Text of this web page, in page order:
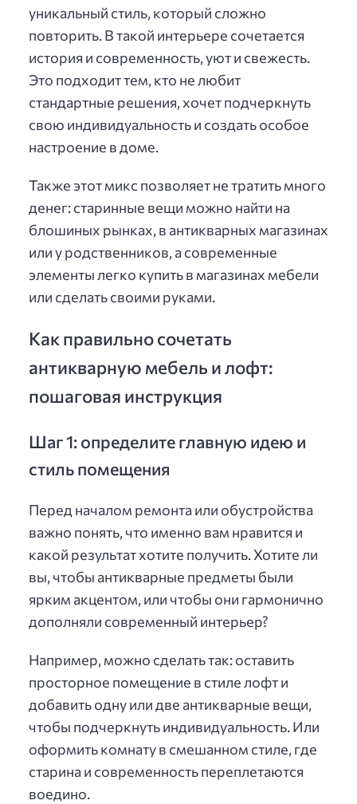
уникальный стиль, который сложно
повторить. В такой интерьере сочетается
история и современность, уют и свежесть.
Это подходит тем, кто не любит
стандартные решения, хочет подчеркнуть
свою индивидуальность и создать особое
настроение в доме.
Также этот микс позволяет не тратить много
денег: старинные вещи можно найти на
блошиных рынках, в антикварных магазинах
или у родственников, а современные
элементы легко купить в магазинах мебели
или сделать своими руками.
Как правильно сочетать
антикварную мебель и лофт:
пошаговая инструкция
Шаг 1: определите главную идею и
стиль помещения
Перед началом ремонта или обустройства
важно понять, что именно вам нравится и
какой результат хотите получить. Хотите ли
вы, чтобы антикварные предметы были
ярким акцентом, или чтобы они гармонично
дополняли современный интерьер?
Например, можно сделать так: оставить
просторное помещение в стиле лофт и
добавить одну или две антикварные вещи,
чтобы подчеркнуть индивидуальность. Или
оформить комнату в смешанном стиле, где
старина и современность переплетаются
воедино.